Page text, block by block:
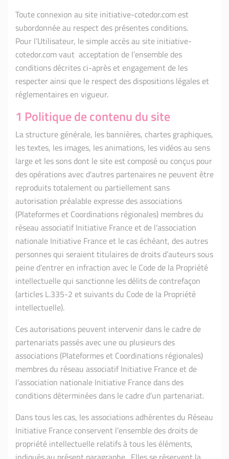
Toute connexion au site initiative-cotedor.com est
subordonnée au respect des présentes conditions.
Pour l’Utilisateur, le simple accès au site initiative-
cotedor.com vaut acceptation de l’ensemble des
conditions décrites ci-après et engagement de les
respecter ainsi que le respect des dispositions légales et
réglementaires en vigueur.
1 Politique de contenu du site
La structure générale, les bannières, chartes graphiques,
les textes, les images, les animations, les vidéos au sens
large et les sons dont le site est composé ou conçus pour
des opérations avec d'autres partenaires ne peuvent être
reproduits totalement ou partiellement sans
autorisation préalable expresse des associations
(Plateformes et Coordinations régionales) membres du
réseau associatif Initiative France et de l’association
nationale Initiative France et le cas échéant, des autres
personnes qui seraient titulaires de droits d’auteurs sous
peine d’entrer en infraction avec le Code de la Propriété
intellectuelle qui sanctionne les délits de contrefaçon
(articles L.335-2 et suivants du Code de la Propriété
intellectuelle).
Ces autorisations peuvent intervenir dans le cadre de
partenariats passés avec une ou plusieurs des
associations (Plateformes et Coordinations régionales)
membres du réseau associatif Initiative France et de
l’association nationale Initiative France dans des
conditions déterminées dans le cadre d’un partenariat.
Dans tous les cas, les associations adhérentes du Réseau
Initiative France conservent l’ensemble des droits de
propriété intellectuelle relatifs à tous les éléments,